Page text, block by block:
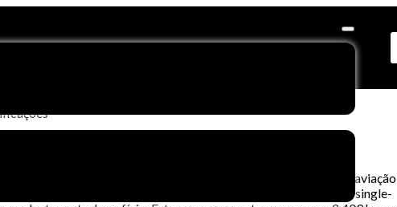
Citation Mustang 2009 é a porta de entrada definitiva para a aviação
a jato, reconhecido por sua eficiência, facilidade de operação single-